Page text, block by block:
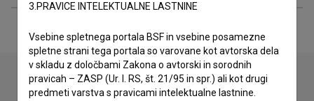
3.PRAVICE INTELEKTUALNE LASTNINE
Vsebine spletnega portala BSF in vsebine posamezne
spletne strani tega portala so varovane kot avtorska dela
v skladu z določbami Zakona o avtorski in sorodnih
pravicah – ZASP (Ur. l. RS, št. 21/95 in spr.) ali kot drugi
predmeti varstva s pravicami intelektualne lastnine.